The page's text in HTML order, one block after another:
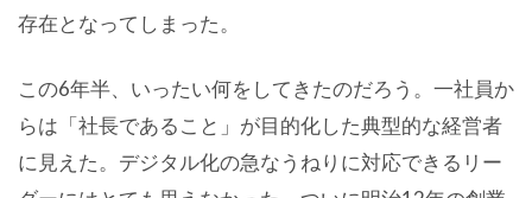
存在となってしまった。
この6年半、いったい何をしてきたのだろう。一社員か
らは「社長であること」が目的化した典型的な経営者
に見えた。デジタル化の急なうねりに対応できるリー